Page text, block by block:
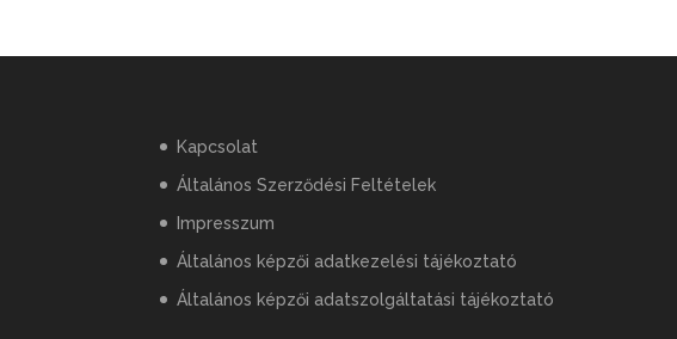
Kapcsolat
Általános Szerződési Feltételek
Impresszum
Általános képzői adatkezelési tájékoztató
Általános képzői adatszolgáltatási tájékoztató